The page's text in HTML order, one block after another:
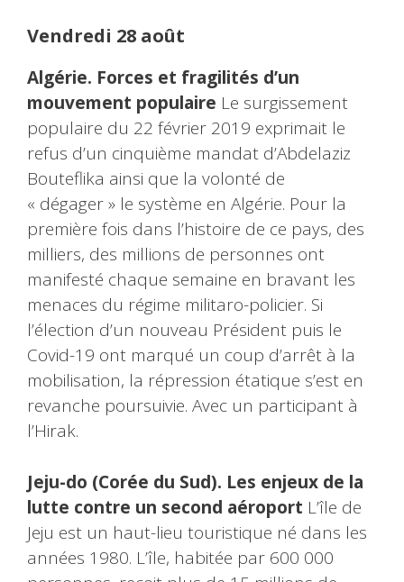
Vendredi 28 août
Algérie. Forces et fragilités d’un
mouvement populaire Le surgissement
populaire du 22 février 2019 exprimait le
refus d’un cinquième mandat d’Abdelaziz
Bouteflika ainsi que la volonté de
« dégager » le système en Algérie. Pour la
première fois dans l’histoire de ce pays, des
milliers, des millions de personnes ont
manifesté chaque semaine en bravant les
menaces du régime militaro-policier. Si
l’élection d’un nouveau Président puis le
Covid-19 ont marqué un coup d’arrêt à la
mobilisation, la répression étatique s’est en
revanche poursuivie. Avec un participant à
l’Hirak.
Jeju-do (Corée du Sud). Les enjeux de la
lutte contre un second aéroport L’île de
Jeju est un haut-lieu touristique né dans les
années 1980. L’île, habitée par 600 000